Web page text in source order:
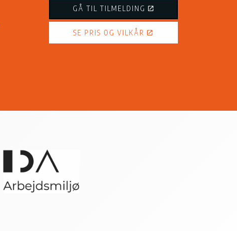
GÅ TIL TILMELDING
SE PRIS OG VILKÅR